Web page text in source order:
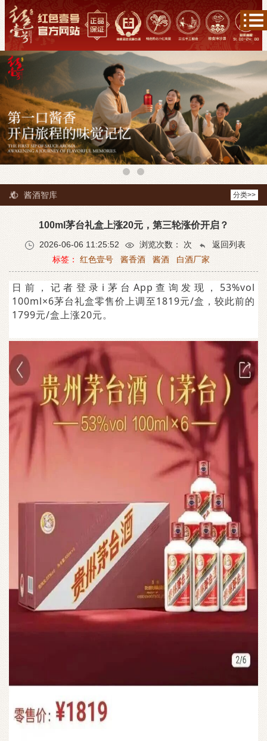
酱酒智库 分类>>
100ml茅台礼盒上涨20元，第三轮涨价开启？
2026-06-06 11:25:52 浏览次数： 次
返回列表
标签： 红色壹号 酱香酒 酱酒 白酒厂家
日前，记者登录i茅台App查询发现，53%vol
100ml×6茅台礼盒零售价上调至1819元/盒，较此前的
1799元/盒上涨20元。